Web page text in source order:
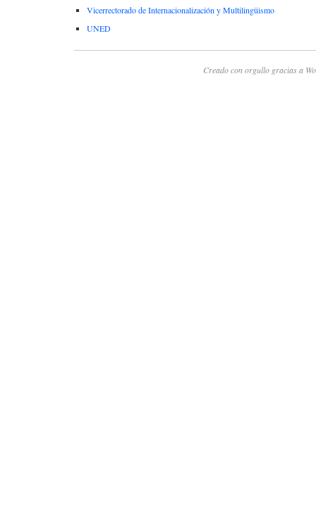
Vicerrectorado de Internacionalización y Multilingüismo
UNED
Creado con orgullo gracias a